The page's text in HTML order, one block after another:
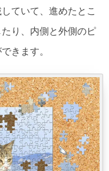
ていて、進めたとこ
り、 内側と外側のピ
きます。